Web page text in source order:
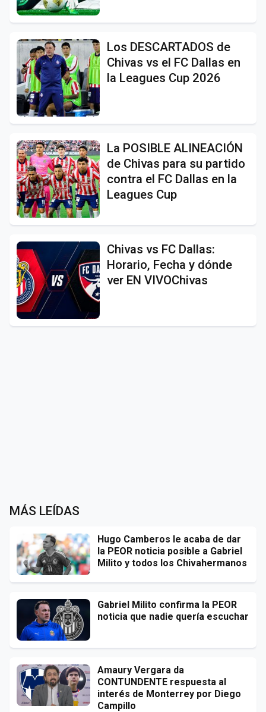
Los DESCARTADOS de
Chivas vs el FC Dallas en
la Leagues Cup 2026
La POSIBLE ALINEACIÓN
de Chivas para su partido
contra el FC Dallas en la
Leagues Cup
Chivas vs FC Dallas:
Horario, Fecha y dónde
ver EN VIVOChivas
MÁS LEÍDAS
Hugo Camberos le acaba de dar
la PEOR noticia posible a Gabriel
Milito y todos los Chivahermanos
Gabriel Milito confirma la PEOR
noticia que nadie quería escuchar
Amaury Vergara da
CONTUNDENTE respuesta al
interés de Monterrey por Diego
Campillo